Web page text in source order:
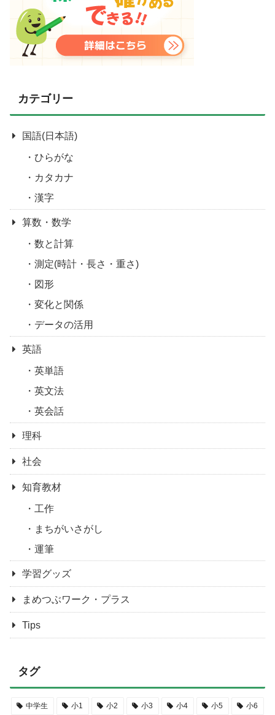
カテゴリー
国語(日本語)
ひらがな
カタカナ
漢字
算数・数学
数と計算
測定(時計・長さ・重さ)
図形
変化と関係
データの活用
英語
英単語
英文法
英会話
理科
社会
知育教材
工作
まちがいさがし
運筆
学習グッズ
まめつぶワーク・プラス
Tips
タグ
中学生 小1 小2 小3 小4 小5 小6